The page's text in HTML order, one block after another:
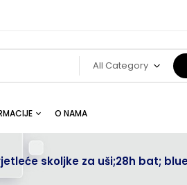
All Category
O NAMA
skoljke za uši;28h bat;